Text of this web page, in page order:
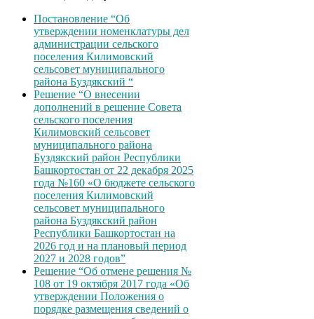
Постановление “Об
утверждении номенклатуры дел
администрации сельского
поселения Килимовский
сельсовет муниципального
района Буздякский “
Решение “О внесении
дополнений в решение Совета
сельского поселения
Килимовский сельсовет
муниципального района
Буздякский район Республики
Башкортостан от 22 декабря 2025
года №160 «О бюджете сельского
поселения Килимовский
сельсовет муниципального
района Буздякский район
Республики Башкортостан на
2026 год и на плановый период
2027 и 2028 годов”
Решение “Об отмене решения №
108 от 19 октября 2017 года «Об
утверждении Положения о
порядке размещения сведений о